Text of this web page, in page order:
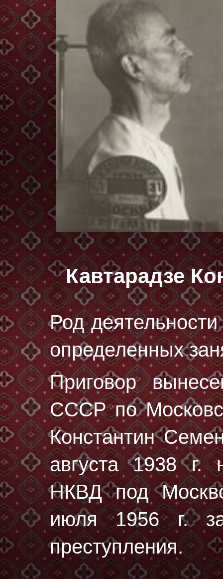
Кавтарадзе
Род
определенных
Приговор
СССР по
Константин
августа 1938 г.
НКВД под
июля 1956 г. за
преступления.